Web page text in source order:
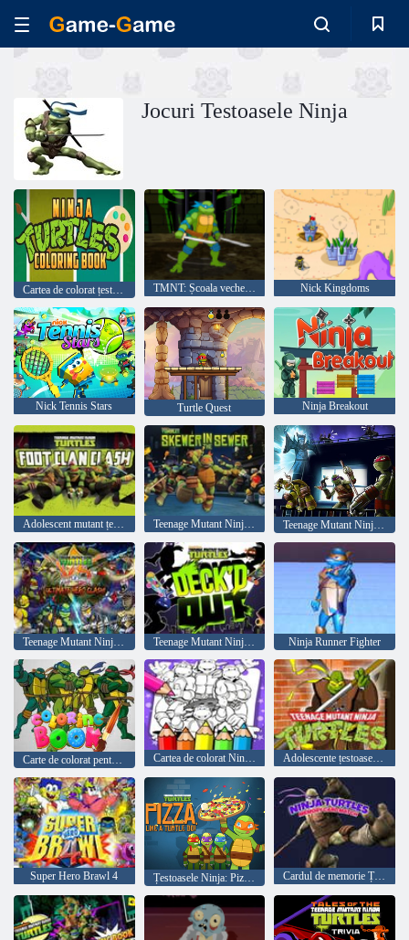
Jocuri Testoasele Ninja
Cartea de colorat țestoase Ninja TMNT: Școala veche a lui Kickin 'It Nick Kingdoms
Nick Tennis Stars Turtle Quest Ninja Breakout
Adolescent mutant țestoase țestoase clan clan clan Teenage Mutant Ninja Turtles: Skewer in the Sewer Teenage Mutant Ninja Turtles Shadow Heroes
Teenage Mutant Ninja Turtles vs Power Rangers: Ultimate Hero Clash Teenage Mutant Ninja Turtles Puntea a ieșit Ninja Runner Fighter
Cartea de colorat Ninja Turtle Adolescente țestoase ninja mutante
Super Hero Brawl 4 Țestoasele Ninja: Pizza Like A Turtle Do! Cardul de memorie Țestoasele Ninja Meci